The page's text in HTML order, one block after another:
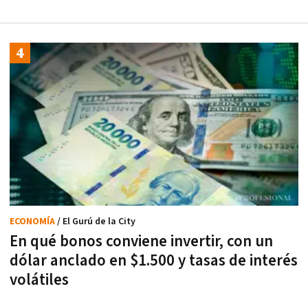
En qué bonos conviene invertir, con un
dólar anclado en $1.500 y tasas de interés
volátiles
ECONOMÍA/ El Gurú de la City